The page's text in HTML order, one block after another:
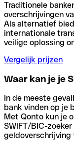
Traditionele
overschrijvingen
Als alternatief
internationale
veilige oplossing
Vergelijk prijzen
Waar kan je je
In de meeste
bank vinden op je
Met Qonto kun je
SWIFT/BIC-
geldoverschrijving